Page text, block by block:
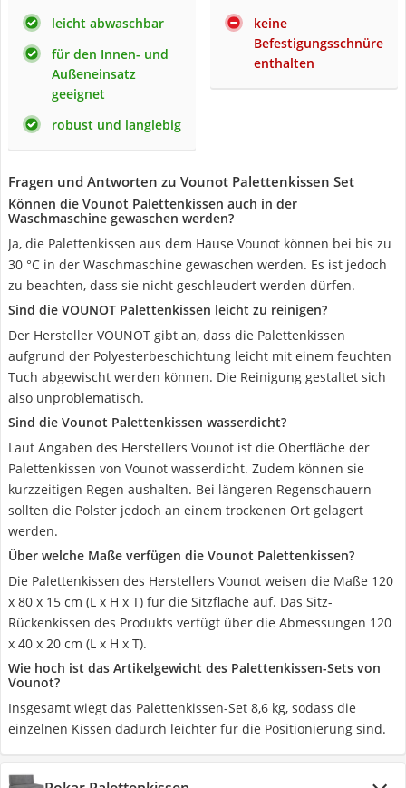
leicht abwaschbar
für den Innen- und
Außeneinsatz
geeignet
robust und langlebig
keine
Befestigungsschnüre
enthalten
Fragen und Antworten zu Vounot Palettenkissen Set
Können die Vounot Palettenkissen auch in der
Waschmaschine gewaschen werden?
Ja, die Palettenkissen aus dem Hause Vounot können bei bis zu
30 °C in der Waschmaschine gewaschen werden. Es ist jedoch
zu beachten, dass sie nicht geschleudert werden dürfen.
Sind die VOUNOT Palettenkissen leicht zu reinigen?
Der Hersteller VOUNOT gibt an, dass die Palettenkissen
aufgrund der Polyesterbeschichtung leicht mit einem feuchten
Tuch abgewischt werden können. Die Reinigung gestaltet sich
also unproblematisch.
Sind die Vounot Palettenkissen wasserdicht?
Laut Angaben des Herstellers Vounot ist die Oberfläche der
Palettenkissen von Vounot wasserdicht. Zudem können sie
kurzzeitigen Regen aushalten. Bei längeren Regenschauern
sollten die Polster jedoch an einem trockenen Ort gelagert
werden.
Über welche Maße verfügen die Vounot Palettenkissen?
Die Palettenkissen des Herstellers Vounot weisen die Maße 120
x 80 x 15 cm (L x H x T) für die Sitzfläche auf. Das Sitz-
Rückenkissen des Produkts verfügt über die Abmessungen 120
x 40 x 20 cm (L x H x T).
Wie hoch ist das Artikelgewicht des Palettenkissen-Sets von
Vounot?
Insgesamt wiegt das Palettenkissen-Set 8,6 kg, sodass die
einzelnen Kissen dadurch leichter für die Positionierung sind.